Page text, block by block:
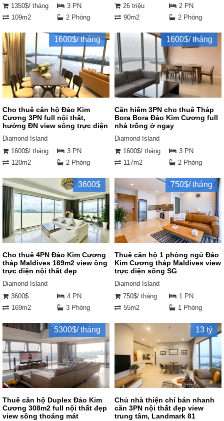
1350$/ tháng
3 PN
109m2
2 Phòng
26 triệu
2 PN
90m2
2 Phòng
1600$/ tháng
Cho thuê căn hộ Đảo Kim
Cương 3PN full nội thất,
hướng ĐN view sông trực diện
Diamond Island
1600$/ tháng
3 PN
120m2
2 Phòng
1600$/ tháng
Căn hiếm 3PN cho thuê Tháp
Bora Bora Đảo Kim Cương full
nhà trống ở ngay
Diamond Island
1600$/ tháng
3 PN
117m2
2 Phòng
3600$
Cho thuê 4PN Đảo Kim Cương
tháp Maldives 169m2 view ông
trực diện nội thất đẹp
Diamond Island
3600$
4 PN
169m2
3 Phòng
750$/ tháng
Thuê căn hộ 1 phòng ngủ Đảo
Kim Cương tháp Maldives view
trực diện sông SG
Diamond Island
750$/ tháng
1 PN
55m2
1 Phòng
5300$/ tháng
Thuê căn hộ Duplex Đảo Kim
Cương 308m2 full nội thất đẹp
view sông thoáng mát
13 tỷ
Chủ nhà thiện chí bán nhanh
căn 3PN nội thất đẹp view
trung tâm, Landmark 81